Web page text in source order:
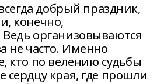
добрый праздник,
конечно,
организовываются
не часто. Именно
кто по велению судьбы
сердцу края, где прошли